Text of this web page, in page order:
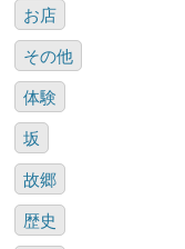
お店
その他
体験
坂
故郷
歴史